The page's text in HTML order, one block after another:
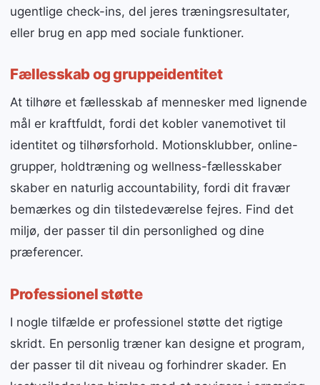
ugentlige check-ins, del jeres træningsresultater,
eller brug en app med sociale funktioner.
Fællesskab og gruppeidentitet
At tilhøre et fællesskab af mennesker med lignende
mål er kraftfuldt, fordi det kobler vanemotivet til
identitet og tilhørsforhold. Motionsklubber, online-
grupper, holdtræning og wellness-fællesskaber
skaber en naturlig accountability, fordi dit fravær
bemærkes og din tilstedeværelse fejres. Find det
miljø, der passer til din personlighed og dine
præferencer.
Professionel støtte
I nogle tilfælde er professionel støtte det rigtige
skridt. En personlig træner kan designe et program,
der passer til dit niveau og forhindrer skader. En